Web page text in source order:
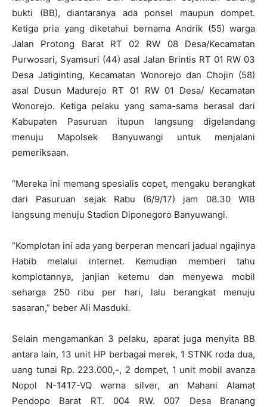
bukti (BB), diantaranya ada ponsel maupun dompet.
Ketiga pria yang diketahui bernama Andrik (55) warga
Jalan Protong Barat RT 02 RW 08 Desa/Kecamatan
Purwosari, Syamsuri (44) asal Jalan Brintis RT 01 RW 03
Desa Jatiginting, Kecamatan Wonorejo dan Chojin (58)
asal Dusun Madurejo RT 01 RW 01 Desa/ Kecamatan
Wonorejo. Ketiga pelaku yang sama-sama berasal dari
Kabupaten Pasuruan itupun langsung digelandang
menuju Mapolsek Banyuwangi untuk menjalani
pemeriksaan.
“Mereka ini memang spesialis copet, mengaku berangkat
dari Pasuruan sejak Rabu (6/9/17) jam 08.30 WIB
langsung menuju Stadion Diponegoro Banyuwangi.
“Komplotan ini ada yang berperan mencari jadual ngajinya
Habib melalui internet. Kemudian memberi tahu
komplotannya, janjian ketemu dan menyewa mobil
seharga 250 ribu per hari, lalu berangkat menuju
sasaran,” beber Ali Masduki.
Selain mengamankan 3 pelaku, aparat juga menyita BB
antara lain, 13 unit HP berbagai merek, 1 STNK roda dua,
uang tunai Rp. 223.000,-, 2 dompet, 1 unit mobil avanza
Nopol N-1417-VQ warna silver, an Mahani Alamat
Pendopo Barat RT. 004 RW. 007 Desa Branang